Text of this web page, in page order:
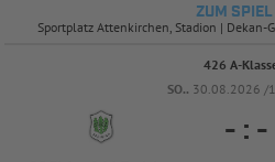
ZUM SPIEL
Sportplatz Attenkirchen, Stadion |
426 A-
SO.. 30.08.2026 /
- : -